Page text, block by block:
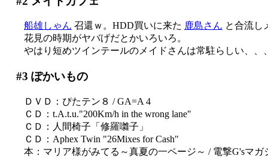
船雄しゃん 召還ｗ。HDD買いに来た 鹿島さん と合流し
花見の時期がヤバげだとかいろいろ。
やはり短めツインテールのメイドさんは常駐らしい、、、
#3 ぽかいもの
ＤＶＤ：ぴたテン８ / GA=A 4
ＣＤ：t.A.t.u."200Km/h in the wrong lane"
ＣＤ：人間椅子「修羅囃子」
ＣＤ：Aphex Twin "26Mixes for Cash"
本：マリア様がみてる～真夏の一ページ～ / 電撃G'sマガ